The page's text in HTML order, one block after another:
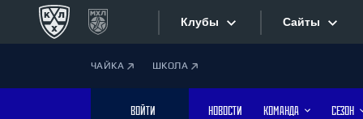
Клубы
Дивизион Боброва
Сайты
ЧАЙКА ШКОЛА
ВОЙТИ НОВОСТИ КОМАНДА СЕЗОН